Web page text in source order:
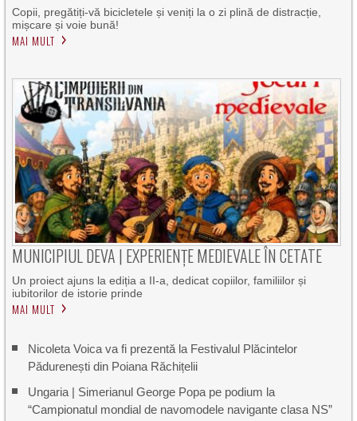
Copii, pregătiți-vă bicicletele și veniți la o zi plină de distracție,
mișcare și voie bună!
MAI MULT
MUNICIPIUL DEVA | EXPERIENȚE MEDIEVALE ÎN CETATE
Un proiect ajuns la ediția a II-a, dedicat copiilor, familiilor și
iubitorilor de istorie prinde
MAI MULT
Nicoleta Voica va fi prezentă la Festivalul Plăcintelor
Pădurenești din Poiana Răchițelii
Ungaria | Simerianul George Popa pe podium la
“Campionatul mondial de navomodele navigante clasa NS”